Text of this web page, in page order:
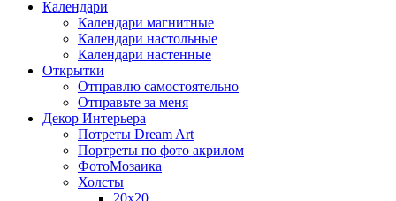
Календари
Календари магнитные
Календари настольные
Календари настенные
Открытки
Отправлю самостоятельно
Отправьте за меня
Декор Интерьера
Потреты Dream Art
Портреты по фото акрилом
ФотоМозаика
Холсты
20х20